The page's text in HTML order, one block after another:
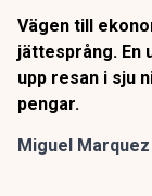
Vägen till
jättesprång. En
upp resan i sju
pengar.
Miguel Marquez